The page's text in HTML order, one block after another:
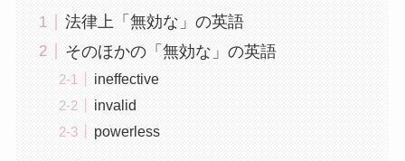
法律上「無効な」の英語
そのほかの「無効な」の英語
ineffective
invalid
powerless